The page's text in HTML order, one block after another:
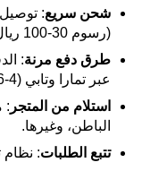
شحن سريع
(رسوم 30-100 ريال، مجاني للطلبات فوق 1000 ريال).
طرق دفع مرنة:
عبر تمارا وتابي (4-6 دفعات بدون فوائد).
استلام من المتجر :
الباطن، وغيرها.
تتبع الطلبات: نظام